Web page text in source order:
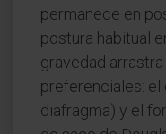
permanece en
postura habitual
gravedad
preferenciales: el
diafragma) y el